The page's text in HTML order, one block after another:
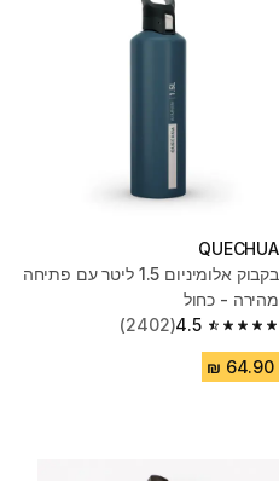
QUECHUA
בקבוק אלומיניום 1.5 ליטר עם פתיחה
מהירה - כחול
4.5
4.5 out of 5 stars from 2402 reviews
(2402)